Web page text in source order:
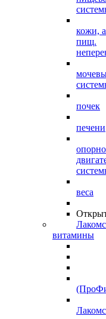
кожи,
пищ.
почек
печени
веса
витамины